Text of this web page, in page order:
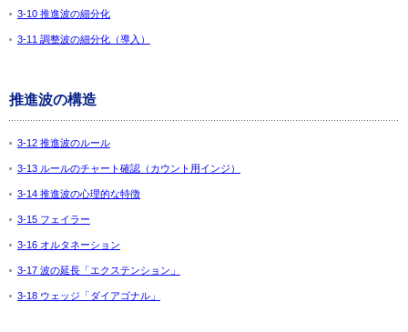
3-10 推進波の細分化
3-11 調整波の細分化（導入）
推進波の構造
3-12 推進波のルール
3-13 ルールのチャート確認（カウント用インジ）
3-14 推進波の心理的な特徴
3-15 フェイラー
3-16 オルタネーション
3-17 波の延長「エクステンション」
3-18 ウェッジ「ダイアゴナル」